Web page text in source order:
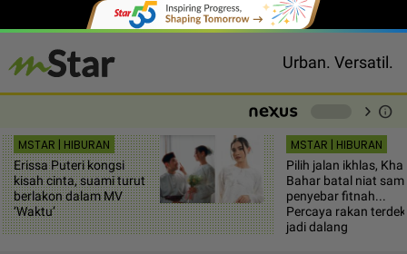
Urban. Versatil.
chevron_right info
MSTAR | HIBURAN
Erissa Puteri kongsi
kisah cinta, suami turut
berlakon dalam MV
‘Waktu’
MSTAR | HIBURAN
Pilih jalan ikhlas, Khai
Bahar batal niat
penyebar fitnah...
Percaya rakan
jadi dalang